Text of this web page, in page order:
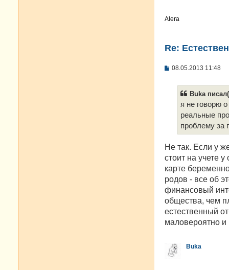
Alera
Re:
С
08.05.2013 11:48
Buka
я не говорю
реальные
проблему за
Не так. Если у
стоит на учете
карте
родов - все об
финансовый
общества, чем
естественный
маловероятно и
Buka